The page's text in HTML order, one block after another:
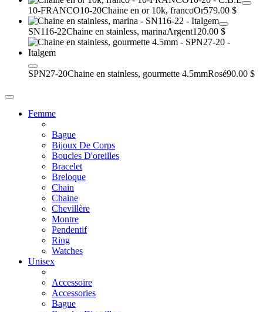
10-FRANCO10-20Chaine en or 10k, francoOr579.00 $
SN116-22Chaine en stainless, marinaArgent120.00 $
SPN27-20Chaine en stainless, gourmette 4.5mmRosé90.00 $
Femme
Bague
Bijoux De Corps
Boucles D'oreilles
Bracelet
Breloque
Chain
Chaine
Chevillère
Montre
Pendentif
Ring
Watches
Unisex
Accessoire
Accessories
Bague